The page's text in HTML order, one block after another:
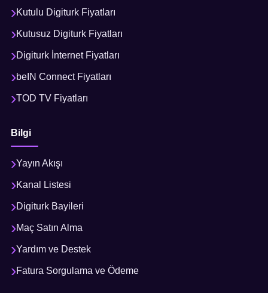
Kutulu Digiturk Fiyatları
Kutusuz Digiturk Fiyatları
Digiturk İnternet Fiyatları
beIN Connect Fiyatları
TOD TV Fiyatları
Bilgi
Yayın Akışı
Kanal Listesi
Digiturk Bayileri
Maç Satın Alma
Yardım ve Destek
Fatura Sorgulama ve Ödeme